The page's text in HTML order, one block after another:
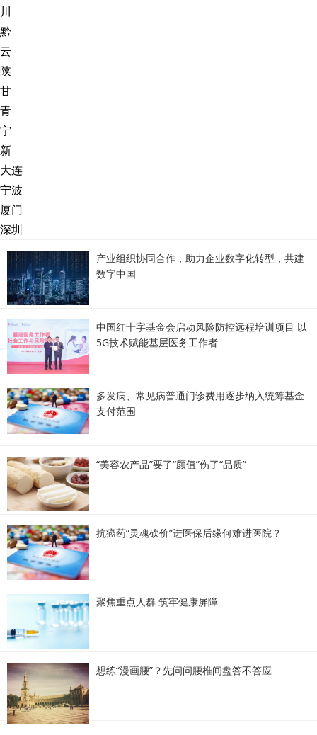
川
黔
云
陕
甘
青
宁
新
大连
宁波
厦门
深圳
产业组织协同合作，助力企业数字化转型，共建
数字中国
中国红十字基金会启动风险防控远程培训项目 以
5G技术赋能基层医务工作者
多发病、常见病普通门诊费用逐步纳入统筹基金
支付范围
“美容农产品”要了“颜值”伤了“品质”
抗癌药“灵魂砍价”进医保后缘何难进医院？
聚焦重点人群 筑牢健康屏障
想练“漫画腰”？先问问腰椎间盘答不答应